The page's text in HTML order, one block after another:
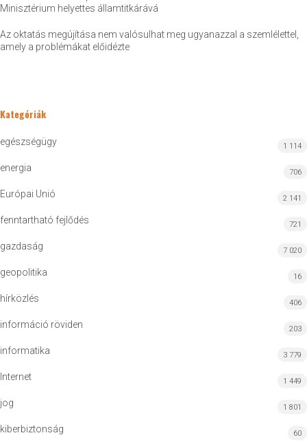
Minisztérium helyettes államtitkárává
Az oktatás megújítása nem valósulhat meg ugyanazzal a szemlélettel,
amely a problémákat előidézte
Kategóriák
egészségügy 1 114
energia 706
Európai Unió 2 141
fenntartható fejlődés 721
gazdaság 7 020
geopolitika 16
hírközlés 406
információ röviden 203
informatika 3 779
Internet 1 449
jog 1 801
kiberbiztonság 60